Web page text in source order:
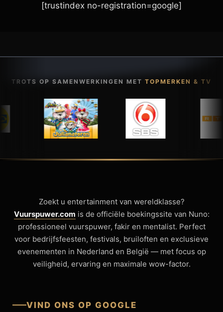
[trustindex no-registration=google]
TROTS OP SAMENWERKINGEN MET TOPMERKEN & TV
Zoekt u entertainment van wereldklasse?
Vuurspuwer.com is de officiële boekingssite van Nuno:
professioneel vuurspuwer, fakir en mentalist. Perfect
voor bedrijfsfeesten, festivals, bruiloften en exclusieve
evenementen in Nederland en België — met focus op
veiligheid, ervaring en maximale wow-factor.
VIND ONS OP GOOGLE